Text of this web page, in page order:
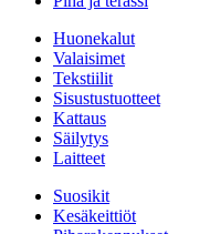
Huonekalut
Valaisimet
Tekstiilit
Sisustustuotteet
Kattaus
Säilytys
Laitteet
Suosikit
Kesäkeittiöt